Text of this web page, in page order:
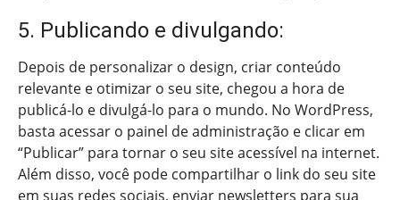
5. Publicando e divulgando:
Depois de personalizar o design, criar conteúdo
relevante e otimizar o seu site, chegou a hora de
publicá-lo e divulgá-lo para o mundo. No WordPress,
basta acessar o painel de administração e clicar em
“Publicar” para tornar o seu site acessível na internet.
Além disso, você pode compartilhar o link do seu site
em suas redes sociais, enviar newsletters para sua